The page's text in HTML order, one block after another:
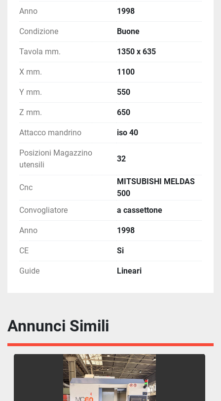
Anno 1998
Condizione Buone
Tavola mm. 1350 x 635
X mm. 1100
Y mm. 550
Z mm. 650
Attacco mandrino iso 40
Posizioni Magazzino
utensili
32
Cnc
MITSUBISHI MELDAS
500
Convogliatore
a cassettone
Anno 1998
CE Si
Guide Lineari
Annunci Simili